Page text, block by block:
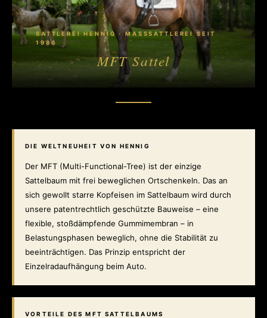
SATTLEREI HENNIG · MASSSATTLEREI SEIT 1
986
MFT Sattel
DIE WELTNEUHEIT VON HENNIG
Der MFT (Multi-Functional-Tree) ist der einzige
Sattelbaum mit frei beweglichen Ortschenkeln. Das an
sich gewollt starre Kopfeisen im Sattelbaum wird durch
unsere patentrechtlich geschützte Bauweise – eine
flexible, stoßdämpfende Gummimembran – in
Belastungsphasen beweglich, ohne die Stabilität zu
beeinträchtigen. Das Prinzip entspricht der
Einzelradaufhängung beim Auto.
VORTEILE DES MFT SATTELBAUMS